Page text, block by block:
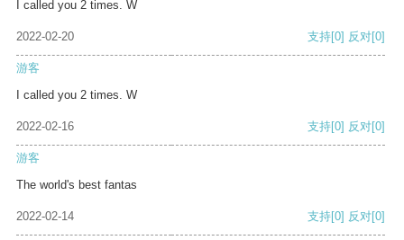
I called you 2 times. W
2022-02-20 支持[0] 反对[0]
游客
I called you 2 times. W
2022-02-16 支持[0] 反对[0]
游客
The world's best fantas
2022-02-14 支持[0] 反对[0]